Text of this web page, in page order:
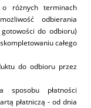
różnych terminach
odbierania
do odbioru)
całego
do odbioru przez
płatności
płatniczą - od dnia